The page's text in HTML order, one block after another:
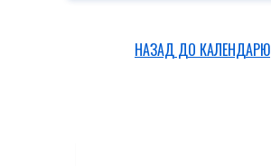
НАЗАД ДО КАЛЕНДАРЮ